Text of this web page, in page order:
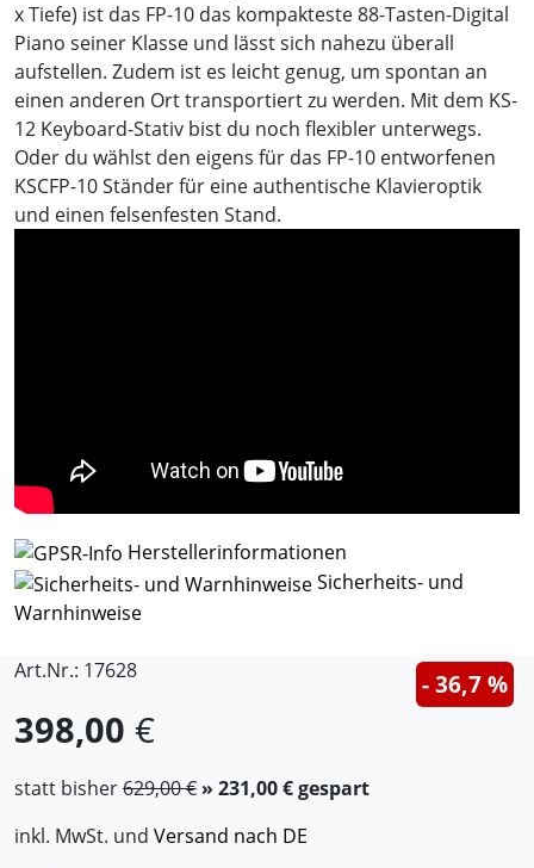
x Tiefe) ist das FP-10 das kompakteste 88-Tasten-Digital
Piano seiner Klasse und lässt sich nahezu überall
aufstellen. Zudem ist es leicht genug, um spontan an
einen anderen Ort transportiert zu werden. Mit dem KS-
12 Keyboard-Stativ bist du noch flexibler unterwegs.
Oder du wählst den eigens für das FP-10 entworfenen
KSCFP-10 Ständer für eine authentische Klavieroptik
und einen felsenfesten Stand.
Herstellerinformationen
Sicherheits- und
Warnhinweise
Art.Nr.: 17628
398,00 €
statt bisher629,00 € » 231,00 € gespart
- 36,7 %
inkl. MwSt. und Versand nach DE